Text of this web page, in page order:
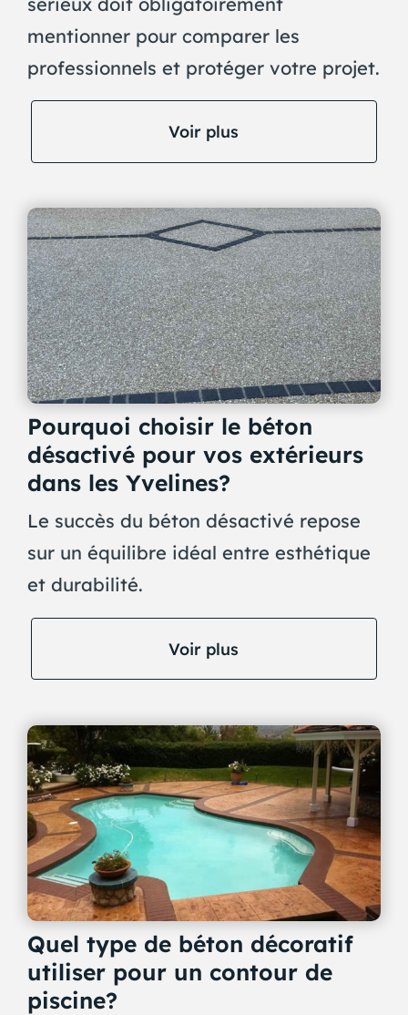
mentionner pour comparer les
professionnels et protéger votre projet.
Voir plus
Pourquoi choisir le béton
désactivé pour vos extérieurs
dans les Yvelines?
Le succès du béton désactivé repose
sur un équilibre idéal entre esthétique
et durabilité.
Voir plus
Quel type de béton décoratif
utiliser pour un contour de
piscine?